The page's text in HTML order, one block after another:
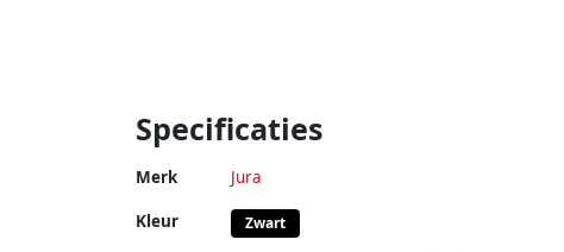
Specificaties
Merk Jura
Kleur Zwart